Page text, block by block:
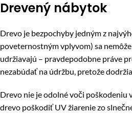
Drevený nábytok
Drevo je bezpochyby jedným z
poveternostným vplyvom) sa
udržiavajú – pravdepodobne práve
nezabúdať na údržbu, pretože
Drevo nie je odolné voči poškodeniu
drevo poškodiť UV žiarenie zo